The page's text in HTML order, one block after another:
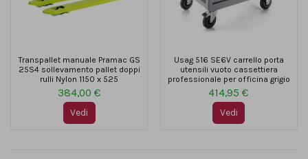
Transpallet manuale Pramac GS
25S4 sollevamento pallet doppi
rulli Nylon 1150 x 525
384,00 €
Vedi
Usag 516 SE6V carrello porta
utensili vuoto cassettiera
professionale per officina grigio
414,95 €
Vedi